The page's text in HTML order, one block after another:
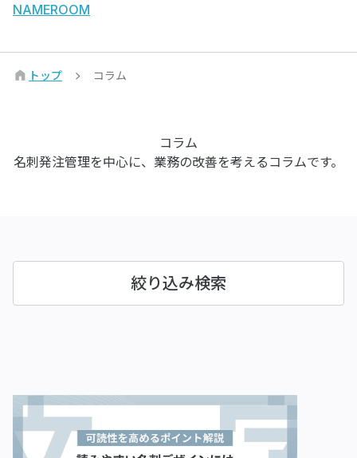
NAMEROOM
トップ コラム
コラム
名刺発注管理を中心に、業務の改善を考えるコラムです。
絞り込み検索